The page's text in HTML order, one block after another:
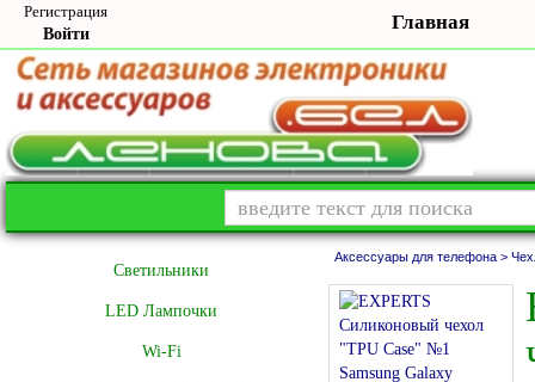
Регистрация
Войти
Главная
Cветильники
LED Лампочки
Wi-Fi
Аксессуары для телефона >